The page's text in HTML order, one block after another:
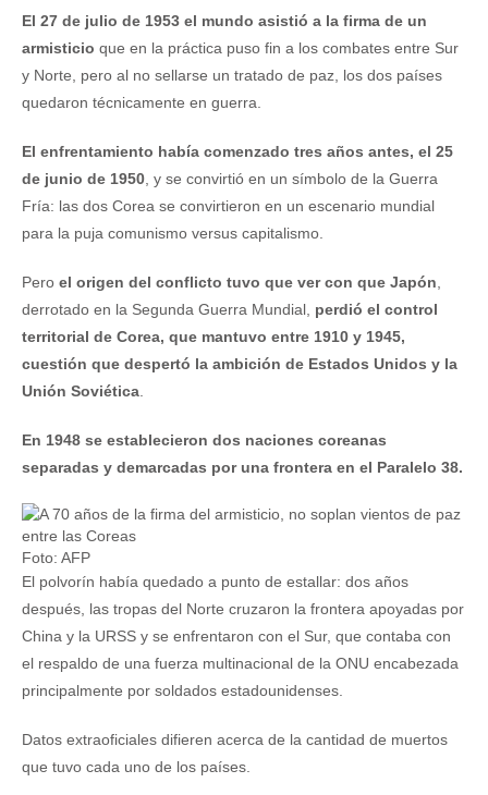
El 27 de julio de 1953 el mundo asistió a la firma de un
armisticio que en la práctica puso fin a los combates entre Sur
y Norte, pero al no sellarse un tratado de paz, los dos países
quedaron técnicamente en guerra.
El enfrentamiento había comenzado tres años antes, el 25
de junio de 1950 , y se convirtió en un símbolo de la Guerra
Fría: las dos Corea se convirtieron en un escenario mundial
para la puja comunismo versus capitalismo.
Pero el origen del conflicto tuvo que ver con que Japón
derrotado en la Segunda Guerra Mundial, perdió el control
territorial de Corea, que mantuvo entre 1910 y 1945,
cuestión que despertó la ambición de Estados Unidos y la
Unión Soviética
En 1948 se establecieron dos naciones coreanas
separadas y demarcadas por una frontera en el Paralelo 38.
Foto: AFP
El polvorín había quedado a punto de estallar: dos años
después, las tropas del Norte cruzaron la frontera apoyadas por
China y la URSS y se enfrentaron con el Sur, que contaba con
el respaldo de una fuerza multinacional de la ONU encabezada
principalmente por soldados estadounidenses.
Datos extraoficiales difieren acerca de la cantidad de muertos
que tuvo cada uno de los países.